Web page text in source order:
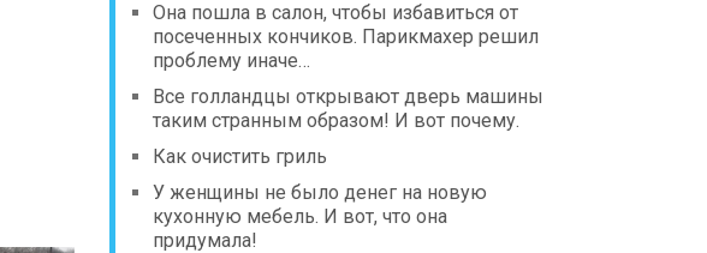
Она пошла в салон, чтобы избавиться от
посеченных кончиков. Парикмахер решил
проблему иначе…
Все голландцы открывают дверь машины
таким странным образом! И вот почему.
Как очистить гриль
У женщины не было денег на новую
кухонную мебель. И вот, что она
придумала!